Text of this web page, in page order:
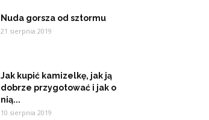
Nuda gorsza od sztormu
21 sierpnia 2019
Jak kupić kamizelkę, jak ją
dobrze przygotować i jak o
nią...
10 sierpnia 2019